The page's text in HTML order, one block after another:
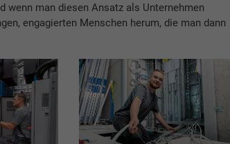
man diesen Ansatz als Unternehmen
engagierten Menschen herum, die man dann